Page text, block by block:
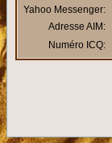
Yahoo Messenger:
Adresse AIM:
Numéro ICQ: